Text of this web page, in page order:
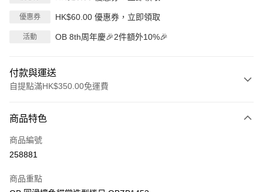
優惠券 HK$60.00 優惠券，立即領取
活動 OB 8th周年慶🎉2件額外10%🎉
付款與運送
自提點滿HK$350.00免運費
信用卡
Apple Pay
商品特色
商品編號
258881
商品重點